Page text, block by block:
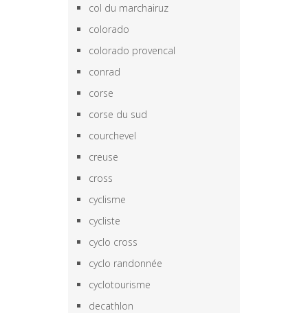
col du marchairuz
colorado
colorado provencal
conrad
corse
corse du sud
courchevel
creuse
cross
cyclisme
cycliste
cyclo cross
cyclo randonnée
cyclotourisme
decathlon